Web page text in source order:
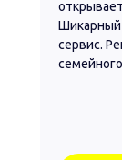
Шикарный
сервис.